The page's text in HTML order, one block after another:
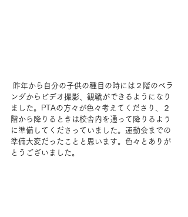
ンダからビデオ撮影、観戦ができるようになり
ました。PTAの方々が色々考えてくださり、２
階から降りるときは校舎内を通って降りるよう
に準備してくださっていました。運動会までの
準備大変だったことと思います。色々とありが
とうございました。